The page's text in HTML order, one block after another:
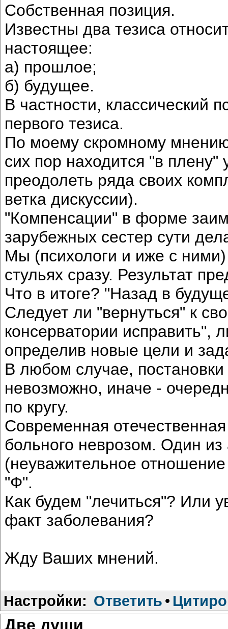
Собственная позиция.
Известны два тезиса
настоящее:
а) прошлое;
б) будущее.
В частности, классический
первого тезиса.
По моему скромному
сих пор находится "в плену"
преодолеть ряда своих
ветка дискуссии).
"Компенсации" в форме
зарубежных сестер сути
Мы (психологи и иже с
стульях сразу. Результат
Что в итоге? "Назад в
Следует ли "вернуться" к
консерватории исправить",
определив новые цели и
В любом случае,
невозможно, иначе -
по кругу.
Современная
больного неврозом. Один из
(неуважительное
"Ф".
Как будем "лечиться"? Или
факт заболевания?
Жду Ваших мнений.
Настройки: Ответить •
Две души